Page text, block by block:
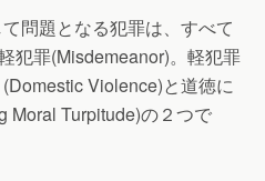
問題となる犯罪は、すべて
犯罪(Misdemeanor)。軽犯罪
Violence)と道徳に
Moral Turpitude)の２つで